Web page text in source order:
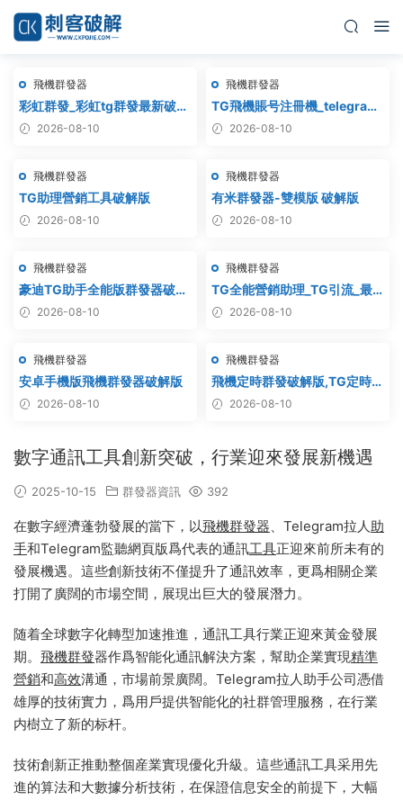
飛機群發器
彩虹群發_彩虹tg群發最新破解
版 2026-08-10
飛機群發器
TG飛機賬号注冊機_telegram
注冊機_電報飛機号注冊機破解
2026-08-10
飛機群發器
TG助理營銷工具破解版
2026-08-10
飛機群發器
有米群發器-雙模版 破解版
2026-08-10
飛機群發器
豪迪TG助手全能版群發器破解
版 2026-08-10
飛機群發器
TG全能營銷助理_TG引流_最
新破解版
2026-08-10
飛機群發器
安卓手機版飛機群發器破解版
2026-08-10
飛機群發器
飛機定時群發破解版,TG定時群
發,電報定時群發,telegram定
2026-08-10
數字通訊工具創新突破，行業迎來發展新機遇
2025-10-15 群發器資訊 392
在數字經濟蓬勃發展的當下，以飛機群發器、Telegram拉人助
手和Telegram監聽網頁版爲代表的通訊工具正迎來前所未有的
發展機遇。這些創新技術不僅提升了通訊效率，更爲相關企業
打開了廣闊的市場空間，展現出巨大的發展潛力。
随着全球數字化轉型加速推進，通訊工具行業正迎來黃金發展
期。 飛機群發器作爲智能化通訊解決方案，幫助企業實現精準
營銷和高效溝通，市場前景廣闊。Telegram拉人助手公司憑借
雄厚的技術實力，爲用戶提供智能化的社群管理服務，在行業
内樹立了新的标杆。
技術創新正推動整個産業實現優化升級。這些通訊工具采用先
進的算法和大數據分析技術，在保證信息安全的前提下，大幅